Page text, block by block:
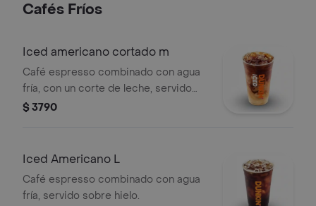
Cafés Fríos
Iced americano cortado m
Café espresso combinado con agua
fría, con un corte de leche, servido
sobre hielo.
$ 3790
Iced Americano L
Café espresso combinado con agua
fría, servido sobre hielo.